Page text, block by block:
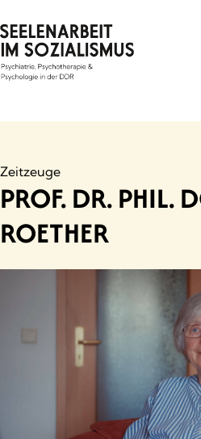
to
content
Zeitzeuge
PROF. DR. PHIL.
ROETHER